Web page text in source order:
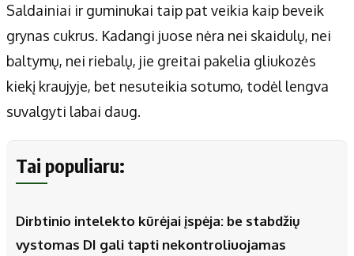
Saldainiai ir guminukai taip pat veikia kaip beveik
grynas cukrus. Kadangi juose nėra nei skaidulų, nei
baltymų, nei riebalų, jie greitai pakelia gliukozės
kiekį kraujyje, bet nesuteikia sotumo, todėl lengva
suvalgyti labai daug.
Tai populiaru:
Dirbtinio intelekto kūrėjai įspėja: be stabdžių
vystomas DI gali tapti nekontroliuojamas